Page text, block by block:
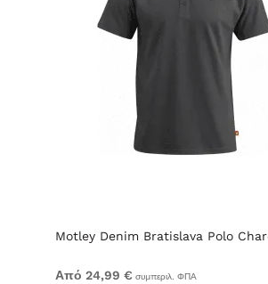
Motley Denim Bratislava Polo
Από 24,99 € συμπεριλ. ΦΠΑ